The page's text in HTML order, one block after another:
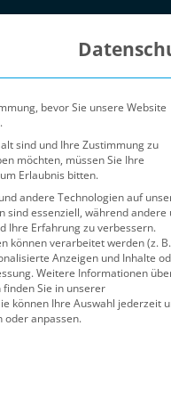
Partner
bevor Sie unsere Website
sind und Ihre Zustimmung zu
möchten, müssen Sie Ihre
Erlaubnis bitten.
andere Technologien auf
sind essenziell, während andere
Ihre Erfahrung zu verbessern.
können verarbeitet werden (z.
Anzeigen und Inhalte
Weitere Informationen
Sie in unserer
können Ihre Auswahl jederzeit
oder anpassen.